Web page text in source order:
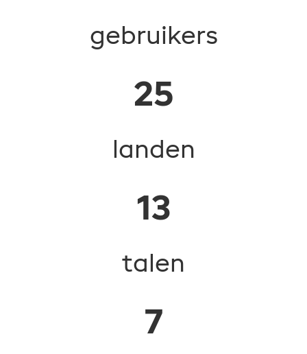
gebruikers
25
landen
13
talen
7